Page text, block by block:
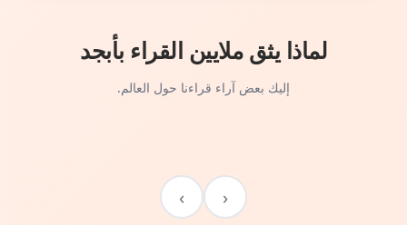
لماذا يثق ملايين القراء بأبجد
إليك بعض آراء قراءنا حول العالم.
‹
›